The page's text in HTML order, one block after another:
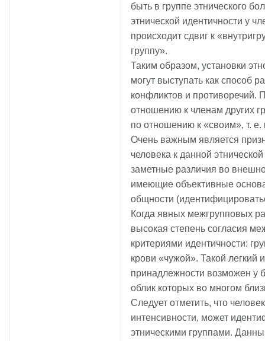
быть в группе этнического
этнической идентичности у
происходит сдвиг к
группу».
Таким образом, установки
могут выступать как способ
конфликтов и противоречий.
отношению к членам других
по отношению к «своим», т.
Очень важным является
человека к данной
заметные различия во
имеющие объективные
общности
Когда явных межгрупповых
высокая степень согласия
критериями идентичности:
крови «чужой». Такой легкий
принадлежности возможен у
облик которых во многом
Следует отметить, что
интенсивности, может
этническими группами.